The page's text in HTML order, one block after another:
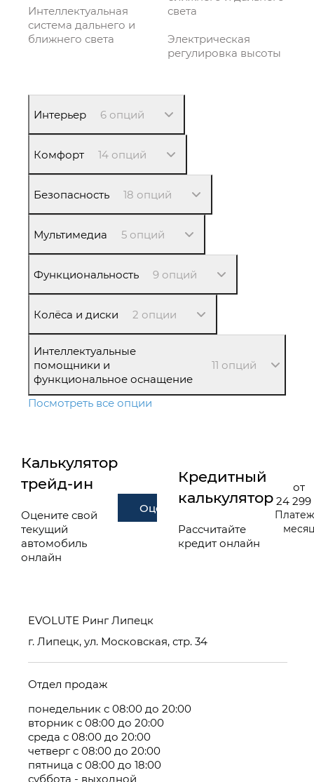
Интеллектуальная
система дальнего и
ближнего света
света
Электрическая
регулировка высоты
Интерьер 6 опций
Комфорт 14 опций
Безопасность 18 опций
Мультимедиа 5 опций
Функциональность 9 опций
Колёса и диски 2 опции
Интеллектуальные
помощники и
функциональное оснащение
11 опций
Посмотреть все опции
Калькулятор
трейд-ин
Оцените свой
текущий
автомобиль
онлайн
Оценить
Кредитный
калькулятор
Рассчитайте
кредит онлайн
от
24
EVOLUTE Ринг Липецк
г. Липецк, ул. Московская, стр. 34
Отдел продаж
понедельник с 08:00 до 20:00
вторник с 08:00 до 20:00
среда с 08:00 до 20:00
четверг с 08:00 до 20:00
пятница с 08:00 до 18:00
суббота - выходной